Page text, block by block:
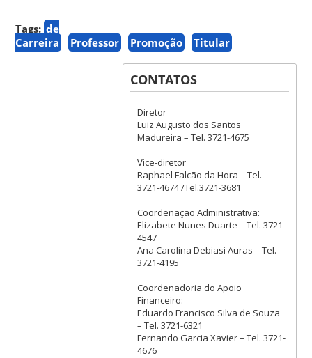
Tags: de
Carreira
Professor Promoção Titular
CONTATOS
Diretor
Luiz Augusto dos Santos
Madureira – Tel. 3721-4675
Vice-diretor
Raphael Falcão da Hora – Tel.
3721-4674 /Tel.3721-3681
Coordenação Administrativa:
Elizabete Nunes Duarte – Tel. 3721-
4547
Ana Carolina Debiasi Auras – Tel.
3721-4195
Coordenadoria do Apoio
Financeiro:
Eduardo Francisco Silva de Souza
– Tel. 3721-6321
Fernando Garcia Xavier – Tel. 3721-
4676